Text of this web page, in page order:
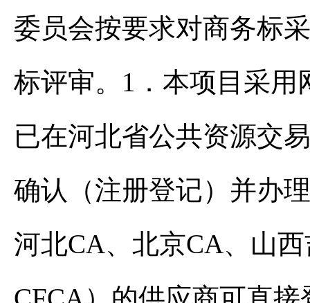
委员会按要求对商务标
标评审。1．本项目采
已在河北省公共资源交
确认（注册登记）并办
河北CA、北京CA、山